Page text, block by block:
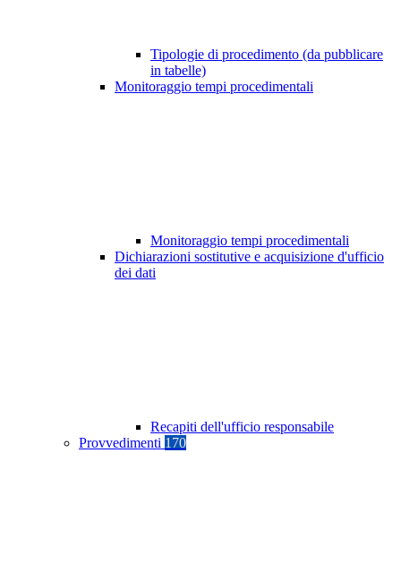
Tipologie di procedimento (da pubblicare
in tabelle)
Monitoraggio tempi procedimentali
Monitoraggio tempi procedimentali
Dichiarazioni sostitutive e acquisizione d'ufficio
dei dati
Recapiti dell'ufficio responsabile
Provvedimenti 170